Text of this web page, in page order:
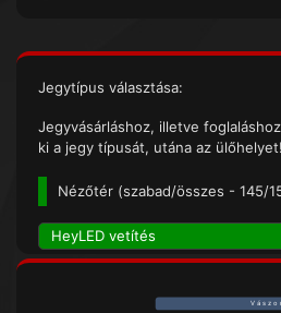
Jegytípus választása:
Jegyvásárláshoz, illetve
ki a jegy típusát, utána az ülőhelyet!
Nézőtér (szabad/összes - 145/
HeyLED vetítés
V á s z o